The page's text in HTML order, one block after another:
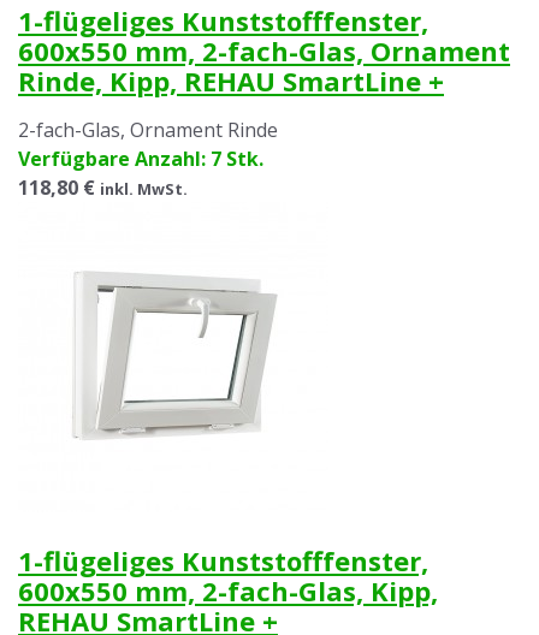
1-flügeliges Kunststofffenster,
600x550 mm, 2-fach-Glas, Ornament
Rinde, Kipp, REHAU SmartLine +
2-fach-Glas, Ornament Rinde
Verfügbare Anzahl: 7 Stk.
118,80 € inkl. MwSt.
1-flügeliges Kunststofffenster,
600x550 mm, 2-fach-Glas, Kipp,
REHAU SmartLine +